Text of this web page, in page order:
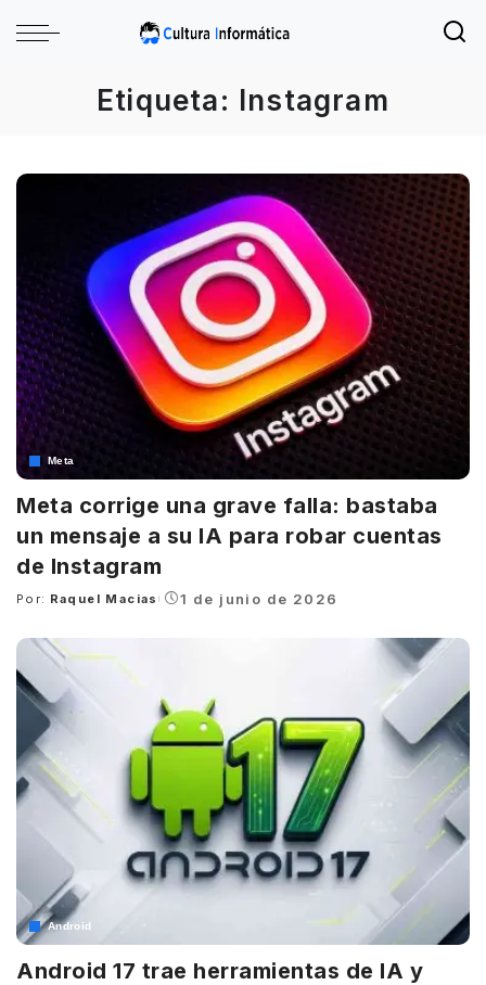
Etiqueta: Instagram
Meta
Meta corrige una grave falla: bastaba
un mensaje a su IA para robar cuentas
de Instagram
Posted
Por: Raquel Macias 1 de junio de 2026
Android
Android 17 trae herramientas de IA y